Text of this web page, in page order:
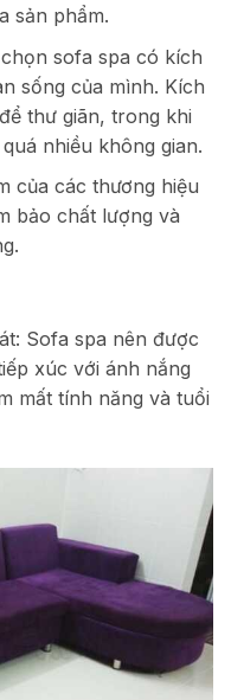
sản phẩm.
sofa spa có kích
sống của mình. Kích
thư giãn, trong khi
nhiều không gian.
của các thương hiệu
bảo chất lượng và
Sofa spa nên được
xúc với ánh nắng
mất tính năng và tuổi